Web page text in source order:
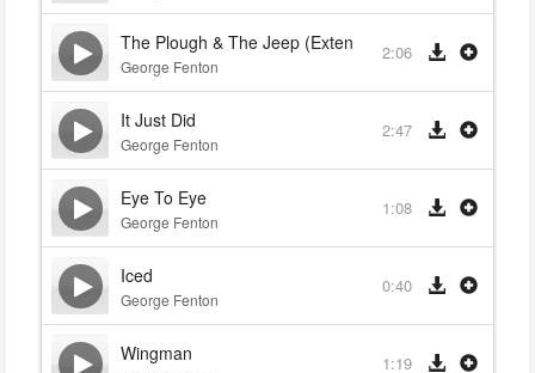
The Plough & The Jeep (Extended)
George Fenton
2:06
It Just Did
George Fenton
2:47
Eye To Eye
George Fenton
1:08
Iced
George Fenton
0:40
Wingman 1:19